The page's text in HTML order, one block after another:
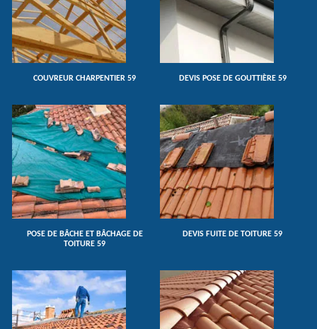
COUVREUR CHARPENTIER 59 DEVIS POSE DE GOUTTIÈRE 59
POSE DE BÂCHE ET BÂCHAGE DE
TOITURE 59
DEVIS FUITE DE TOITURE 59